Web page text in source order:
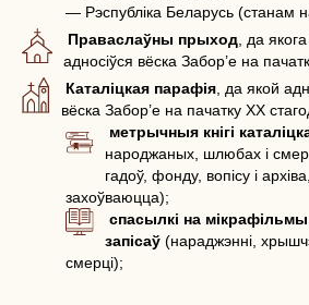
— Рэспубліка Беларусь (станам
Праваслаўны прыход, да
адносіўся вёска Забор’е на
Каталіцкая парафія , да якой
вёска Забор’е на пачатку ХХ
метрычныя кнігі
народжаных, шлюбах і
гадоў, фонду, вопісу і
захоўваюцца);
спасылкі на
запісаў (нараджэнні,
смерці);